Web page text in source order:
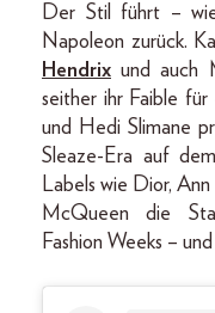
Der Stil führt –
Napoleon zurück.
Hendrix und auch
seither ihr Faible
und Hedi Slimane
Sleaze-Era auf
Labels wie Dior,
McQueen die
Fashion Weeks –